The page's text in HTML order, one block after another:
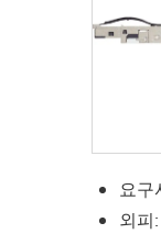
요구
외피